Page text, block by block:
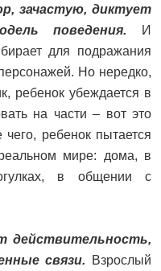
зачастую, диктует
поведения. И
для подражания
Но нередко,
ребенок убеждается в
на части – вот это
ребенок пытается
мире: дома, в
в общении с
действительность,
связи. Взрослый